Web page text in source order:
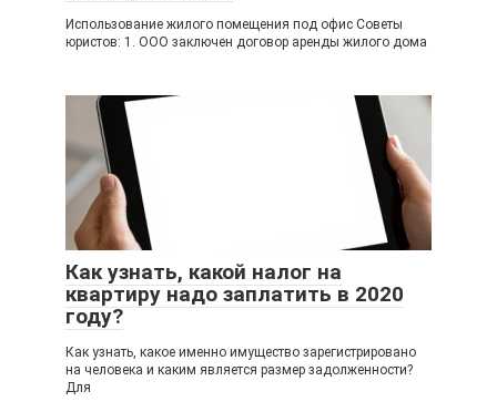
Использование жилого помещения под офис Советы
юристов: 1. ООО заключен договор аренды жилого дома
Как узнать, какой налог на
квартиру надо заплатить в 2020
году?
Как узнать, какое именно имущество зарегистрировано
на человека и каким является размер задолженности?
Для